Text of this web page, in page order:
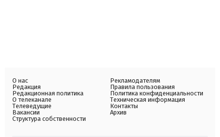
О нас
Редакция
Редакционная политика
О телеканале
Телеведущие
Вакансии
Структура собственности
Рекламодателям
Правила пользования
Политика конфиденциальности
Техническая информация
Контакты
Архив